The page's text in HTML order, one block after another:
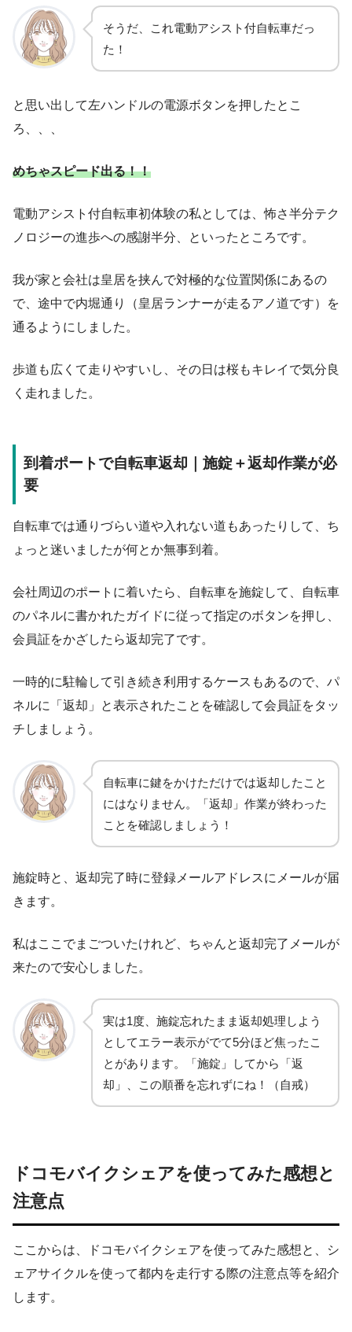
そうだ、これ電動アシスト付自転車だっ
た！
と思い出して左ハンドルの電源ボタンを押したとこ
ろ、、、
めちゃスピード出る！！
電動アシスト付自転車初体験の私としては、怖さ半分テク
ノロジーの進歩への感謝半分、といったところです。
我が家と会社は皇居を挟んで対極的な位置関係にあるの
で、途中で内堀通り（皇居ランナーが走るアノ道です）を
通るようにしました。
歩道も広くて走りやすいし、その日は桜もキレイで気分良
く走れました。
到着ポートで自転車返却｜施錠＋返却作業が必
要
自転車では通りづらい道や入れない道もあったりして、ち
ょっと迷いましたが何とか無事到着。
会社周辺のポートに着いたら、自転車を施錠して、自転車
のパネルに書かれたガイドに従って指定のボタンを押し、
会員証をかざしたら返却完了です。
一時的に駐輪して引き続き利用するケースもあるので、パ
ネルに「返却」と表示されたことを確認して会員証をタッ
チしましょう。
自転車に鍵をかけただけでは返却したこと
にはなりません。「返却」作業が終わった
ことを確認しましょう！
施錠時と、返却完了時に登録メールアドレスにメールが届
きます。
私はここでまごついたけれど、ちゃんと返却完了メールが
来たので安心しました。
実は1度、施錠忘れたまま返却処理しよう
としてエラー表示がでて5分ほど焦ったこ
とがあります。「施錠」してから「返
却」、この順番を忘れずにね！（自戒）
ドコモバイクシェアを使ってみた感想と
注意点
ここからは、ドコモバイクシェアを使ってみた感想と、シ
ェアサイクルを使って都内を走行する際の注意点等を紹介
します。